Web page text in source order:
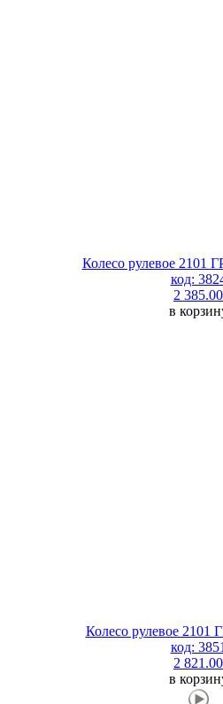
Колесо рулевое
код:
2 385.00
в
Колесо рулевое
код: 3851
2 821.00
в